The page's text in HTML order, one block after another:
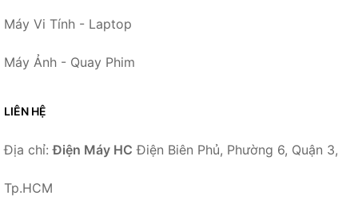
Máy Vi Tính - Laptop
Máy Ảnh - Quay Phim
LIÊN HỆ
Địa chỉ:Điện Máy HC Điện Biên Phủ, Phường 6, Quận 3,
Tp.HCM